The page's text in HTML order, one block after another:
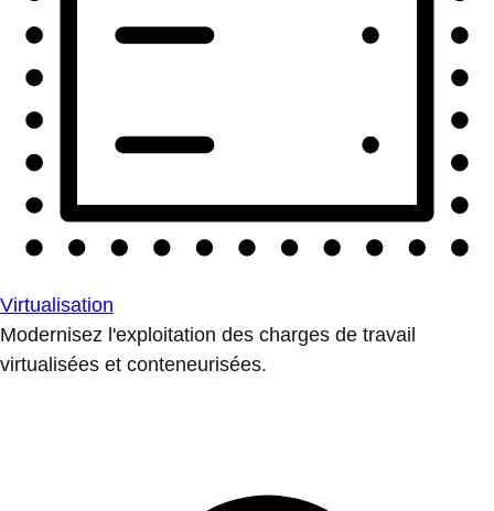
Virtualisation
Modernisez l'exploitation des charges de travail
virtualisées et conteneurisées.